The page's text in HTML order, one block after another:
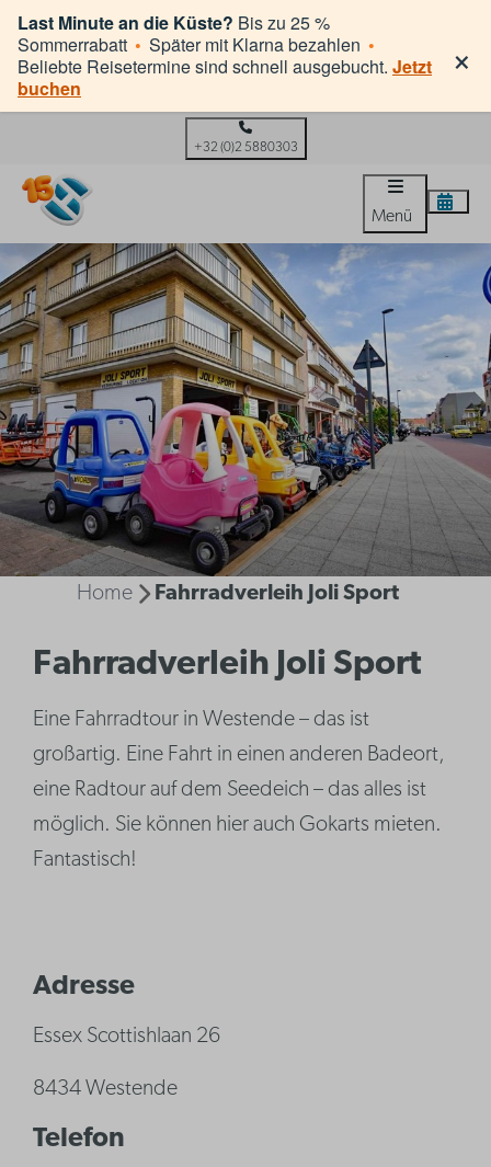
Last Minute an die Küste? Bis zu 25 %
Sommerrabatt • Später mit Klarna bezahlen •
Beliebte Reisetermine sind schnell ausgebucht. Jetzt
buchen
×
+32 (0)2 5880303
Menü
Home Fahrradverleih Joli Sport
Fahrradverleih Joli Sport
Eine Fahrradtour in Westende – das ist
großartig. Eine Fahrt in einen anderen Badeort,
eine Radtour auf dem Seedeich – das alles ist
möglich. Sie können hier auch Gokarts mieten.
Fantastisch!
Adresse
Essex Scottishlaan 26
8434 Westende
Telefon